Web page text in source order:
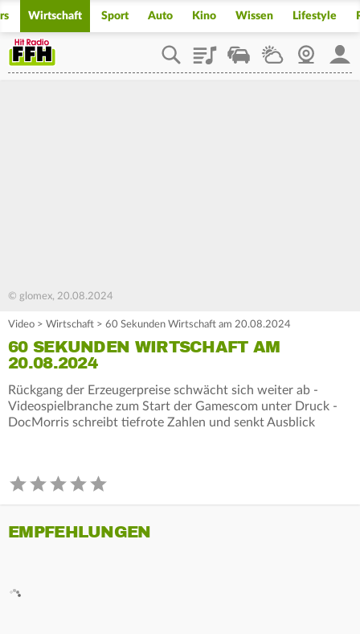
Wirtschaft Sport Auto Kino Wissen Lifestyle
PlaylistStaupilotWetterWebcam
© glomex, 20.08.2024
Video > Wirtschaft > 60 Sekunden Wirtschaft am 20.08.2024
60 SEKUNDEN WIRTSCHAFT AM
20.08.2024
Rückgang der Erzeugerpreise schwächt sich weiter ab -
Videospielbranche zum Start der Gamescom unter Druck -
DocMorris schreibt tiefrote Zahlen und senkt Ausblick
EMPFEHLUNGEN